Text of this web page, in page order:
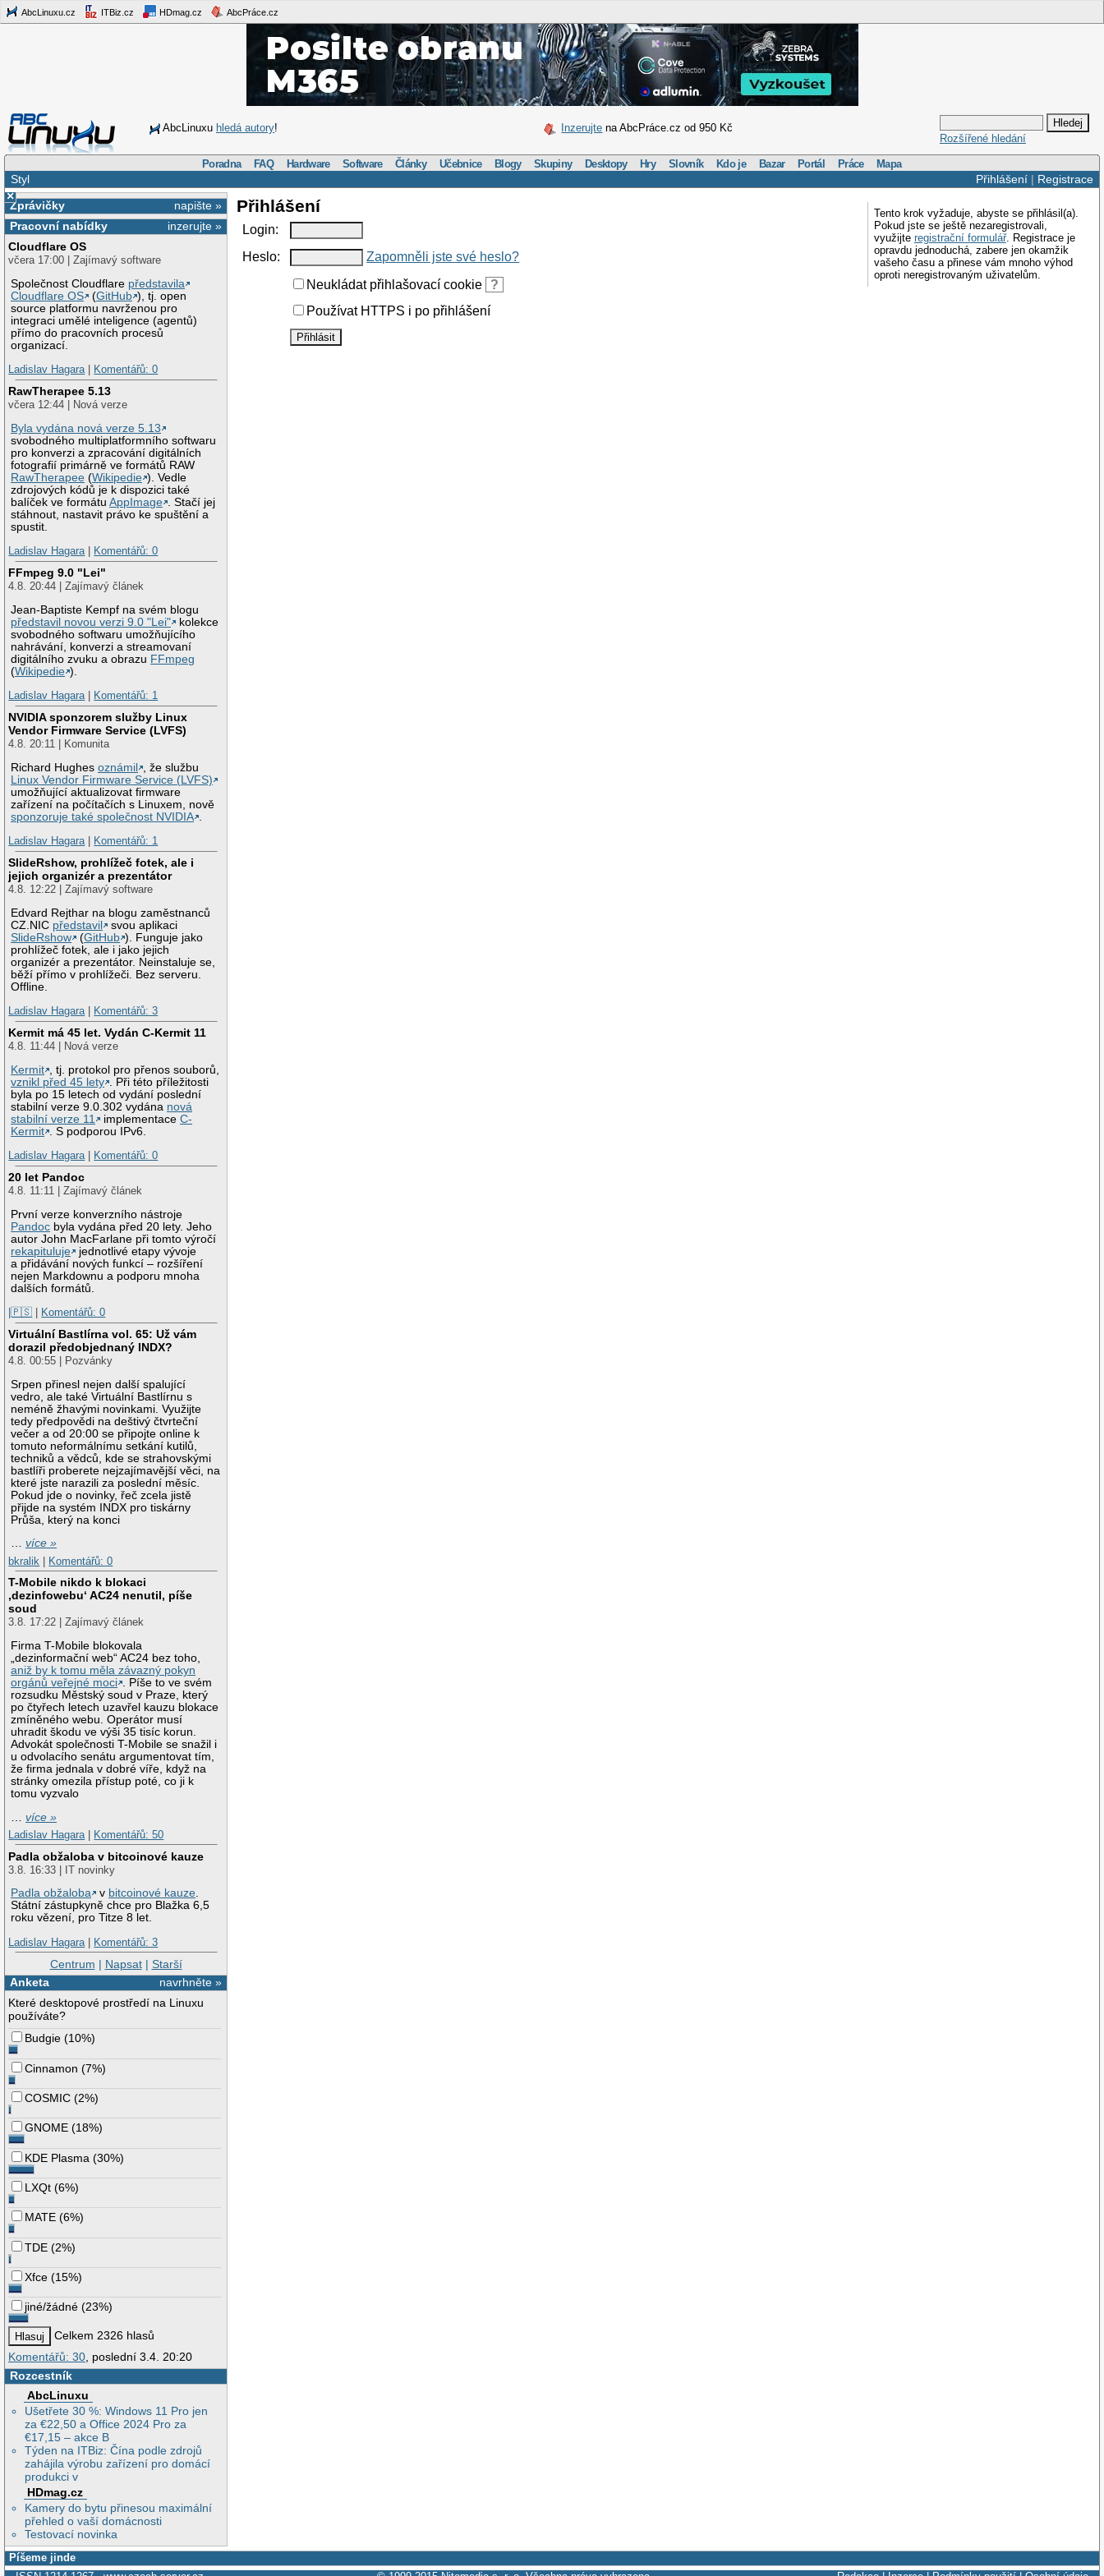
AbcLinuxu.cz ITBiz.cz HDmag.cz AbcPráce.cz
AbcLinuxu hledá autory! Inzerujte na AbcPráce.cz od 950 Kč
Rozšířené hledání
Poradna FAQ Hardware Software Články Učebnice Blogy Skupiny Desktopy Hry Slovník Kdo je Bazar Portál Práce Mapa
Přihlášení| Registrace
Styl
×
napište »
Zprávičky
inzerujte »
Pracovní nabídky
Cloudflare OS
včera 17:00 | Zajímavý software
Společnost Cloudflare představila
Cloudflare OS
(GitHub ), tj. open
source platformu navrženou pro
integraci umělé inteligence (agentů)
přímo do pracovních procesů
organizací.
Ladislav Hagara| Komentářů: 0
RawTherapee 5.13
včera 12:44 | Nová verze
Byla vydána nová verze 5.13
svobodného multiplatformního softwaru
pro konverzi a zpracování digitálních
fotografií primárně ve formátů RAW
RawTherapee (Wikipedie ). Vedle
zdrojových kódů je k dispozici také
balíček ve formátuAppImage
. Stačí jej
stáhnout, nastavit právo ke spuštění a
spustit.
Ladislav Hagara| Komentářů: 0
FFmpeg 9.0 "Lei"
4.8. 20:44 | Zajímavý článek
Jean-Baptiste Kempf na svém blogu
představil novou verzi 9.0 "Lei"
kolekce
svobodného softwaru umožňujícího
nahrávání, konverzi a streamovaní
digitálního zvuku a obrazu FFmpeg
(Wikipedie ).
Ladislav Hagara| Komentářů: 1
NVIDIA sponzorem služby Linux
Vendor Firmware Service (LVFS)
4.8. 20:11 | Komunita
Richard Hughesoznámil
, že službu
Linux Vendor Firmware Service (LVFS)
umožňující aktualizovat firmware
zařízení na počítačích s Linuxem, nově
sponzoruje také společnost NVIDIA
Ladislav Hagara| Komentářů: 1
SlideRshow, prohlížeč fotek, ale i
jejich organizér a prezentátor
4.8. 12:22 | Zajímavý software
Edvard Rejthar na blogu zaměstnanců
CZ.NIC představil
svou aplikaci
SlideRshow
(GitHub ). Funguje jako
prohlížeč fotek, ale i jako jejich
organizér a prezentátor. Neinstaluje se,
běží přímo v prohlížeči. Bez serveru.
Offline.
Ladislav Hagara| Komentářů: 3
Kermit má 45 let. Vydán C-Kermit 11
4.8. 11:44 | Nová verze
Kermit
, tj. protokol pro přenos souborů,
vznikl před 45 lety
. Při této příležitosti
byla po 15 letech od vydání poslední
stabilní verze 9.0.302 vydána nová
stabilní verze 11
implementaceC-
Kermit
. S podporou IPv6.
Ladislav Hagara| Komentářů: 0
20 let Pandoc
4.8. 11:11 | Zajímavý článek
První verze konverzního nástroje
Pandoc byla vydána před 20 lety. Jeho
autor John MacFarlane při tomto výročí
rekapituluje
jednotlivé etapy vývoje
a přidávání nových funkcí – rozšíření
nejen Markdownu a podporu mnoha
dalších formátů.
|🇵🇸
Komentářů: 0
Virtuální Bastlírna vol. 65: Už vám
dorazil předobjednaný INDX?
4.8. 00:55 | Pozvánky
Srpen přinesl nejen další spalující
vedro, ale také Virtuální Bastlírnu s
neméně žhavými novinkami. Využijte
tedy předpovědi na deštivý čtvrteční
večer a od 20:00 se připojte online k
tomuto neformálnímu setkání kutilů,
techniků a vědců, kde se strahovskými
bastlíři proberete nejzajímavější věci, na
které jste narazili za poslední měsíc.
Pokud jde o novinky, řeč zcela jistě
přijde na systém INDX pro tiskárny
Průša, který na konci
…více »
bkralik | Komentářů: 0
T-Mobile nikdo k blokaci
‚dezinfowebu‘ AC24 nenutil, píše
soud
3.8. 17:22 | Zajímavý článek
Firma T-Mobile blokovala
„dezinformační web“ AC24 bez toho,
aniž by k tomu měla závazný pokyn
orgánů veřejné moci
. Píše to ve svém
rozsudku Městský soud v Praze, který
po čtyřech letech uzavřel kauzu blokace
zmíněného webu. Operátor musí
uhradit škodu ve výši 35 tisíc korun.
Advokát společnosti T-Mobile se snažil i
u odvolacího senátu argumentovat tím,
že firma jednala v dobré víře, když na
stránky omezila přístup poté, co ji k
tomu vyzvalo
…více »
Ladislav Hagara| Komentářů: 50
Padla obžaloba v bitcoinové kauze
3.8. 16:33 | IT novinky
Padla obžaloba
v bitcoinové kauze.
Státní zástupkyně chce pro Blažka 6,5
roku vězení, pro Titze 8 let.
Ladislav Hagara| Komentářů: 3
Centrum | Napsat| Starší
navrhněte »
Anketa
Které desktopové prostředí na Linuxu
používáte?
Budgie (10%)
Cinnamon (7%)
COSMIC (2%)
GNOME (18%)
KDE Plasma (30%)
LXQt (6%)
MATE (6%)
TDE (2%)
Xfce (15%)
jiné/žádné (23%)
Celkem 2326 hlasů
Komentářů: 30 , poslední 3.4. 20:20
Rozcestník
AbcLinuxu
Ušetřete 30 %: Windows 11 Pro jen
za €22,50 a Office 2024 Pro za
€17,15 – akce B
Týden na ITBiz: Čína podle zdrojů
zahájila výrobu zařízení pro domácí
produkci v
HDmag.cz
Kamery do bytu přinesou maximální
přehled o vaší domácnosti
Testovací novinka
Tento krok vyžaduje, abyste se přihlásil(a).
Pokud jste se ještě nezaregistrovali,
využijte registrační formulář. Registrace je
opravdu jednoduchá, zabere jen okamžik
vašeho času a přinese vám mnoho výhod
oproti neregistrovaným uživatelům.
Přihlášení
Login:
Heslo:
Zapomněli jste své heslo?
Neukládat přihlašovací cookie
?
Používat HTTPS i po přihlášení
Píšeme jinde